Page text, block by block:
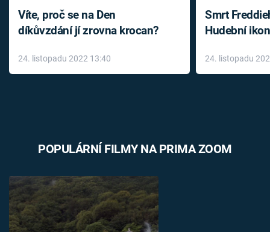
Víte, proč se na Den
díkůvzdání jí zrovna krocan?
24. listopadu 2022 13:40
Smrt
Hudební
léky
24. listopadu
POPULÁRNÍ FILMY NA PRIMA ZOOM